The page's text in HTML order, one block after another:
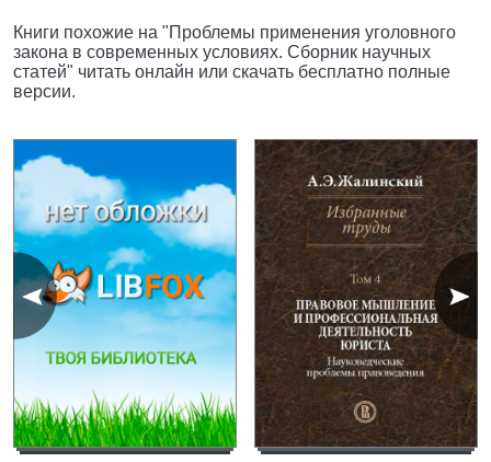
Книги похожие на "Проблемы применения уголовного
закона в современных условиях. Сборник научных
статей" читать онлайн или скачать бесплатно полные
версии.